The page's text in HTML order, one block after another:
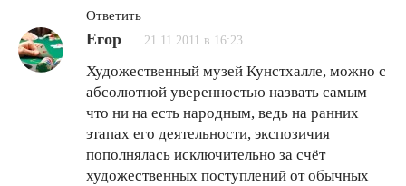
Ответить
Егор 21.11.2011 в 16:23
Художественный музей Кунстхалле, можно с
абсолютной уверенностью назвать самым
что ни на есть народным, ведь на ранних
этапах его деятельности, экспозичия
пополнялась исключительно за счёт
художественных поступлений от обычных